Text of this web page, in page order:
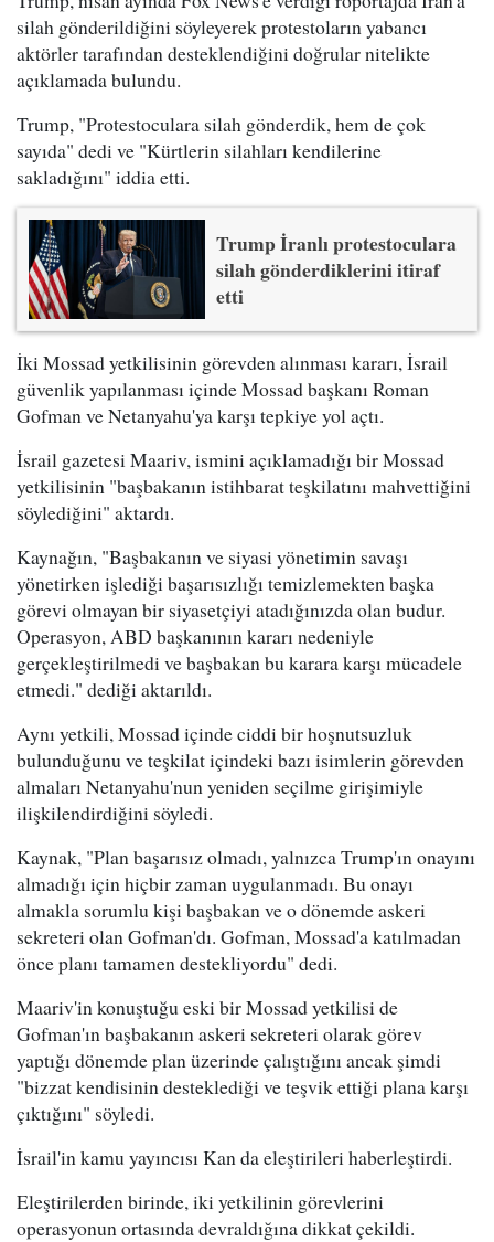
silah gönderildiğini söyleyerek protestoların yabancı
aktörler tarafından desteklendiğini doğrular nitelikte
açıklamada bulundu.
Trump, "Protestoculara silah gönderdik, hem de çok
sayıda" dedi ve "Kürtlerin silahları kendilerine
sakladığını" iddia etti.
Trump İranlı protestoculara
silah gönderdiklerini itiraf
etti
İki Mossad yetkilisinin görevden alınması kararı, İsrail
güvenlik yapılanması içinde Mossad başkanı Roman
Gofman ve Netanyahu'ya karşı tepkiye yol açtı.
İsrail gazetesi Maariv, ismini açıklamadığı bir Mossad
yetkilisinin "başbakanın istihbarat teşkilatını mahvettiğini
söylediğini" aktardı.
Kaynağın, "Başbakanın ve siyasi yönetimin savaşı
yönetirken işlediği başarısızlığı temizlemekten başka
görevi olmayan bir siyasetçiyi atadığınızda olan budur.
Operasyon, ABD başkanının kararı nedeniyle
gerçekleştirilmedi ve başbakan bu karara karşı mücadele
etmedi." dediği aktarıldı.
Aynı yetkili, Mossad içinde ciddi bir hoşnutsuzluk
bulunduğunu ve teşkilat içindeki bazı isimlerin görevden
almaları Netanyahu'nun yeniden seçilme girişimiyle
ilişkilendirdiğini söyledi.
Kaynak, "Plan başarısız olmadı, yalnızca Trump'ın onayını
almadığı için hiçbir zaman uygulanmadı. Bu onayı
almakla sorumlu kişi başbakan ve o dönemde askeri
sekreteri olan Gofman'dı. Gofman, Mossad'a katılmadan
önce planı tamamen destekliyordu" dedi.
Maariv'in konuştuğu eski bir Mossad yetkilisi de
Gofman'ın başbakanın askeri sekreteri olarak görev
yaptığı dönemde plan üzerinde çalıştığını ancak şimdi
"bizzat kendisinin desteklediği ve teşvik ettiği plana karşı
çıktığını" söyledi.
İsrail'in kamu yayıncısı Kan da eleştirileri haberleştirdi.
Eleştirilerden birinde, iki yetkilinin görevlerini
operasyonun ortasında devraldığına dikkat çekildi.